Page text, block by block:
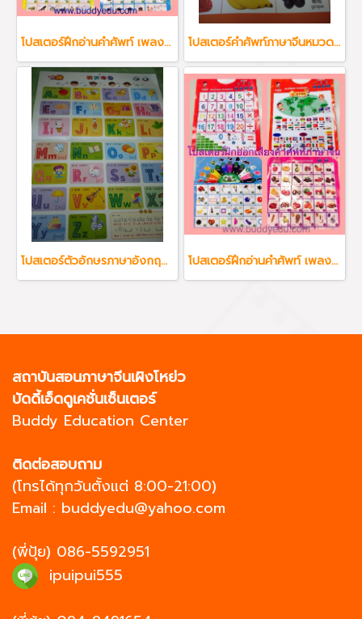
โปสเตอร์ฝึกอ่านคำศัพท์ เพลง ภาษาจีน ภาษาอังกฤษ เหมาะกับน้องทุกวัย โปสเตอร์คำศัพท์ภาษาจีนหมวดผลไม้ต่างๆ
โปสเตอร์ตัวอักษรภาษาอังกฤษ A-Z พร้อมคำศัพท์จีน โปสเตอร์ฝึกอ่านคำศัพท์ เพลง ภาษาจีน ภาษาอังกฤษ เหมาะกับน้องทุกวัย
สถาบันสอนภาษาจีนเผิงโหย่ว
บัดดี้เอ็ดดูเคชั่นเซ็นเตอร์
Buddy Education Center
ติดต่อสอบถาม
(โทรได้ทุกวันตั้งแต่ 8:00-21:00)
Email : buddyedu@yahoo.com
(พี่ปุ้ย) 086-5592951
ipuipui555